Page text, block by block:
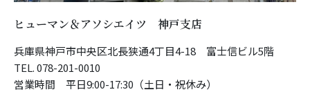
ヒューマン＆アソシエイツ 神戸支店
兵庫県神戸市中央区北長狭通4丁目4-18 富士信ビル5階
TEL. 078-201-0010
営業時間 平日9:00-17:30（土日・祝休み）